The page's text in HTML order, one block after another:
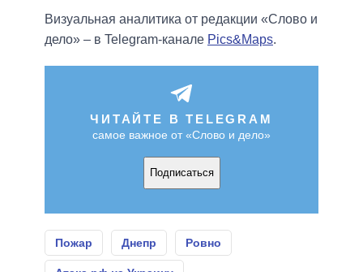
Визуальная аналитика от редакции «Слово и
дело» – в Telegram-канале Pics&Maps.
ЧИТАЙТЕ В TELEGRAM
самое важное от «Слово и дело»
Подписаться
Пожар Днепр Ровно